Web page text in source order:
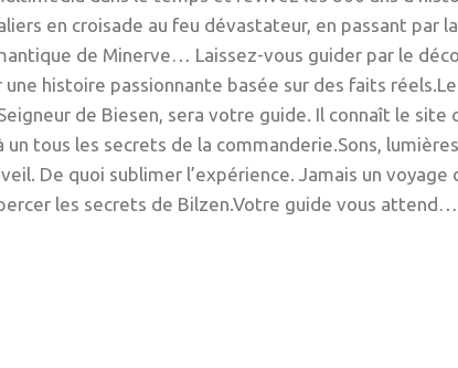
en croisade au feu dévastateur, en passant par
de Minerve… Laissez-vous guider par le
histoire passionnante basée sur des faits
de Biesen, sera votre guide. Il connaît le site
un tous les secrets de la commanderie.Sons,
De quoi sublimer l’expérience. Jamais un
les secrets de Bilzen.Votre guide vous attend…